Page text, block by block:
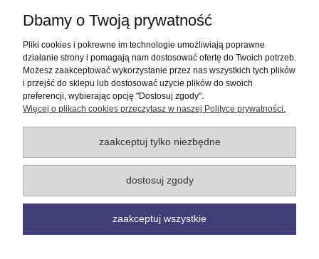
Pomoc
Moje konto
Płatności i dostawa
Informacje
O nas
Dbamy o Twoją prywatność
Pliki cookies i pokrewne im technologie umożliwiają poprawne
działanie strony i pomagają nam dostosować ofertę do Twoich potrzeb.
Możesz zaakceptować wykorzystanie przez nas wszystkich tych plików
i przejść do sklepu lub dostosować użycie plików do swoich
preferencji, wybierając opcję "Dostosuj zgody".
Więcej o plikach cookies przeczytasz w naszej Polityce prywatności.
zaakceptuj tylko niezbędne
dostosuj zgody
zaakceptuj wszystkie